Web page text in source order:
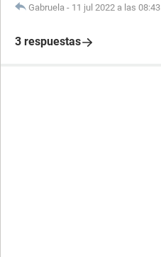
Gabruela - 11 jul 2022 a las 08:43
3 respuestas